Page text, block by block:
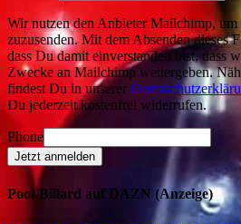
Wir nutzen den Anbieter Mailchimp,
zuzusenden. Mit dem Absenden dieses
dass Du damit einverstanden bist, dass
Zwecke an Mailchimp weitergeben.
findest Du in unserer
Du jederzeit kostenfrei widerrufen.
Phone
Jetzt anmelden
Pool-Billard auf DAZN (Anzeige)